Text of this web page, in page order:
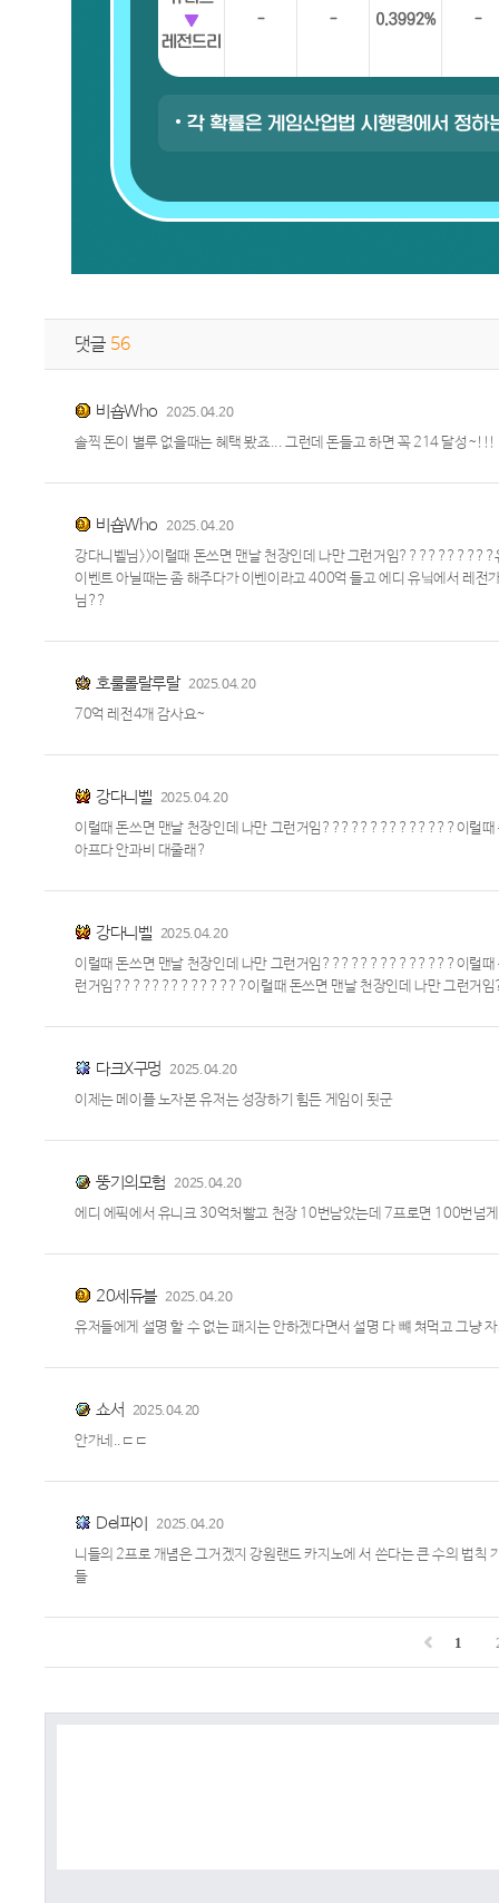
댓글 56
비숍Who 2025.04.20
솔찍 돈이 별루 없을때는 혜택 봤죠... 그런데 돈들고 하면 꼭 214 달성
비숍Who 2025.04.20
강다니벨님>>이럴때 돈쓰면 맨날 천장인데 나만 그런거임??????????
이벤트 아닐때는 좀 해주다가 이벤이라고 400억 들고 에디 유닠에서 레
님??
호룰롤랄루랄 2025.04.20
70억 레전4개 감사요~
강다니벨 2025.04.20
이럴때 돈쓰면 맨날 천장인데 나만 그런거임??????????????이럴
아프다 안과비 대줄래?
강다니벨 2025.04.20
이럴때 돈쓰면 맨날 천장인데 나만 그런거임??????????????이럴
런거임??????????????이럴때 돈쓰면 맨날 천장인데 나만 그런
다크X구멍 2025.04.20
이제는 메이플 노자본 유저는 성장하기 힘든 게임이 됫군
뚱기의모험 2025.04.20
에디 에픽에서 유니크 30억처빨고 천장 10번남았는데 7프로면 100번넘
20세듀블 2025.04.20
유저들에게 설명 할 수 없는 패치는 안하겠다면서 설명 다 뺴 쳐먹고 그냥
쇼서 2025.04.20
안가네..ㄷㄷ
Del파이 2025.04.20
니들의 2프로 개념은 그거겠지 강원랜드 카지노에 서 쓴다는 큰 수의 법
들
1